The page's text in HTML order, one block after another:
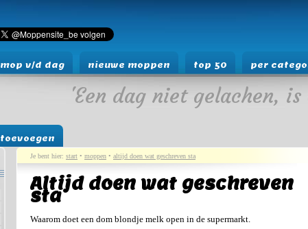
mop v/d dag nieuwe moppen top 50 per
toevoegen
'Een dag niet gelachen,
Je bent hier: start • moppen • altijd doen wat geschreven sta
Altijd doen wat geschreven
sta
Waarom doet een dom blondje melk open in de supermarkt.